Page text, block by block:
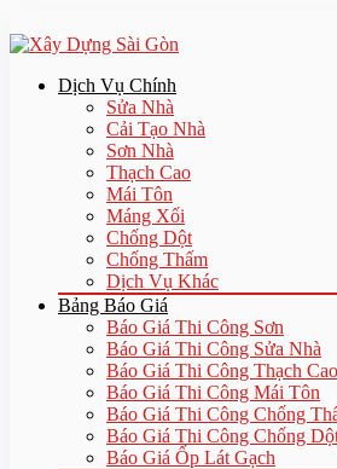
Dịch Vụ Chính
Sửa Nhà
Cải Tạo Nhà
Sơn Nhà
Thạch Cao
Mái Tôn
Máng Xối
Chống Dột
Chống Thấm
Dịch Vụ Khác
Bảng Báo Giá
Báo Giá Thi Công Sơn
Báo Giá Thi Công Sửa Nhà
Báo Giá Thi Công Thạch Cao
Báo Giá Thi Công Mái Tôn
Báo Giá Thi Công Chống
Báo Giá Thi Công Chống
Báo Giá Ốp Lát Gạch